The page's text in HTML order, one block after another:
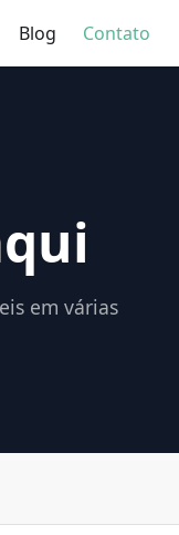
Blog Contato
em várias